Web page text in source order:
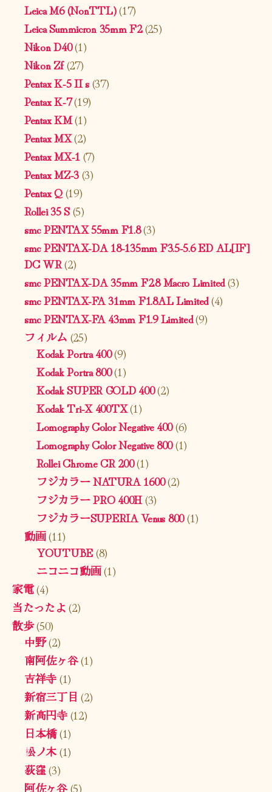
Leica M6 (NonTTL)(17)
Leica Summicron 35mm F2(25)
Nikon D40(1)
Nikon Zf(27)
Pentax K-5 II s(37)
Pentax K-7(19)
Pentax KM(1)
Pentax MX(2)
Pentax MX-1 (7)
Pentax MZ-3(3)
Pentax Q(19)
Rollei 35 S(5)
smc PENTAX 55mm F1.8(3)
smc PENTAX-DA 18-135mm F3.5-5.6 ED AL[IF]
DC WR(2)
smc PENTAX-DA 35mm F2.8 Macro Limited(3)
smc PENTAX-FA 31mm F1.8AL Limited(4)
smc PENTAX-FA 43mm F1.9 Limited(9)
フィルム (25)
Kodak Portra 400(9)
Kodak Portra 800(1)
Kodak SUPER GOLD 400(2)
Kodak Tri-X 400TX(1)
Lomography Color Negative 400(6)
Lomography Color Negative 800(1)
Rollei Chrome CR 200(1)
フジカラー NATURA 1600(2)
フジカラー PRO 400H(3)
フジカラーSUPERIA Venus 800(1)
動画(11)
YOUTUBE(8)
ニコニコ動画(1)
家電(4)
当たったよ(2)
散歩(50)
中野(2)
南阿佐ヶ谷(1)
吉祥寺(1)
新宿三丁目 (2)
新高円寺(12)
日本橋(1)
松ノ木(1)
荻窪(3)
阿佐ヶ谷(5)